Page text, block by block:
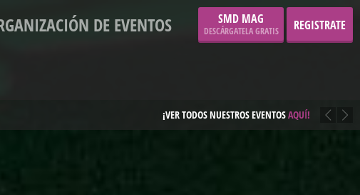
DE EVENTOS SMD MAG
DESCÁRGATELA GRATIS REGISTRATE
DE LAS INNUMERABLES VENTAJAS DE SER MIEMBRO DE EL CLUB UMBRACLE.